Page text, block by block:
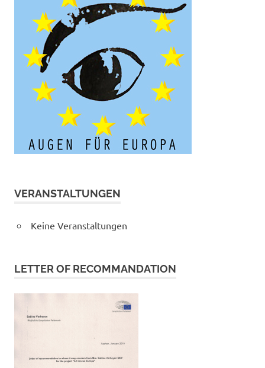
VERANSTALTUNGEN
Keine Veranstaltungen
LETTER OF RECOMMANDATION